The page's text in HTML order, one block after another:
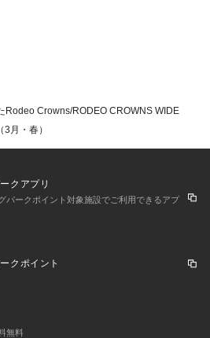
Rodeo Crowns/RODEO CROWNS WIDE
月・春）
クアプリ
パークポイント対象施設でご利用できるアプ
クポイント
無料